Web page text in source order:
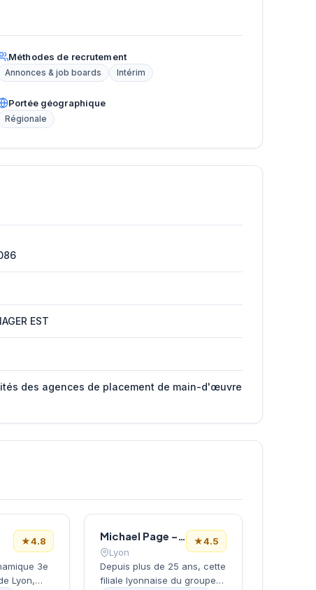
Méthodes de recrutement
Annonces & job boards Intérim
Portée géographique
Régionale
EST
des agences de placement de main-d'œuvre
★4.8
3e
Lyon,
Michael Page – Cabinet de Recrutement Lyon
Lyon
★4.5
Depuis plus de 25 ans, cette
filiale lyonnaise du groupe